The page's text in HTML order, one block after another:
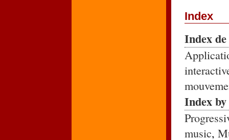
Index
Index
Index
music,